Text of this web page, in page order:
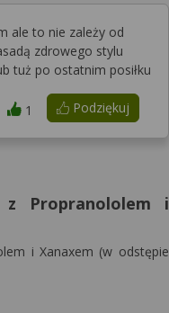
ale to nie zależy od
zdrowego stylu
tuż po ostatnim posiłku
Podziękuj
1
z Propranololem i
i Xanaxem (w odstępie